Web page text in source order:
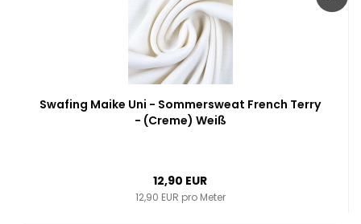
Swafing Maike Uni - Sommersweat French Terry
- (Creme) Weiß
12,90 EUR
12,90 EUR pro Meter